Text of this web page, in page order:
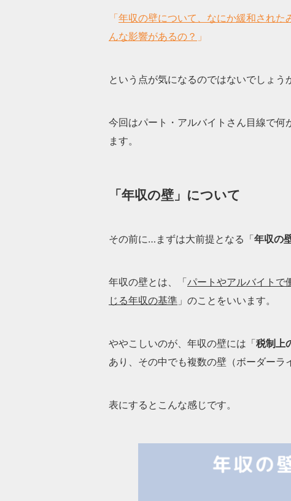
「年収の壁について、なにか緩和され
んな影響があるの？ 」
という点が気になるのではないでしょう
今回はパート・アルバイトさん目線で何
ます。
「年収の壁」について
その前に…まずは大前提となる「年収の
年収の壁とは、「パートやアルバイトで
じる年収の基準 」のことをいいます。
ややこしいのが、年収の壁には「税制上
あり、その中でも複数の壁（ボーダーラ
表にするとこんな感じです。